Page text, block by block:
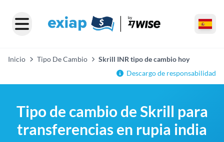
Inicio Tipo De Cambio
Skrill INR tipo de cambio hoy
Descargo de responsabilidad
Tipo de cambio de Skrill para
transferencias en rupia india